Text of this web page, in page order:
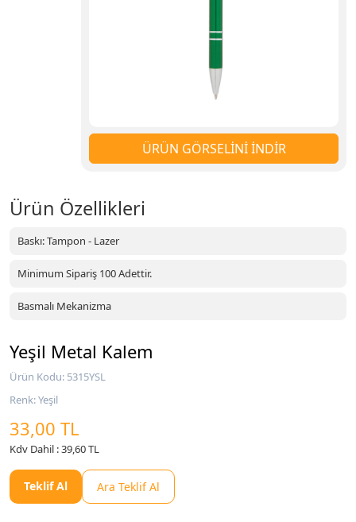
ÜRÜN GÖRSELİNİ İNDİR
Ürün Özellikleri
Baskı: Tampon - Lazer
Minimum Sipariş 100 Adettir.
Basmalı Mekanizma
Yeşil Metal Kalem
Ürün Kodu: 5315YSL
Renk: Yeşil
33,00 TL
Kdv Dahil : 39,60 TL
Teklif Al Ara Teklif Al